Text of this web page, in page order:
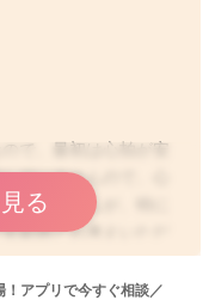
で、最初は心拍が安
ていませんので、心
できませんが、特に
範囲とお考えいただ
はないかとご心配に
る
アプリで今すぐ相談／